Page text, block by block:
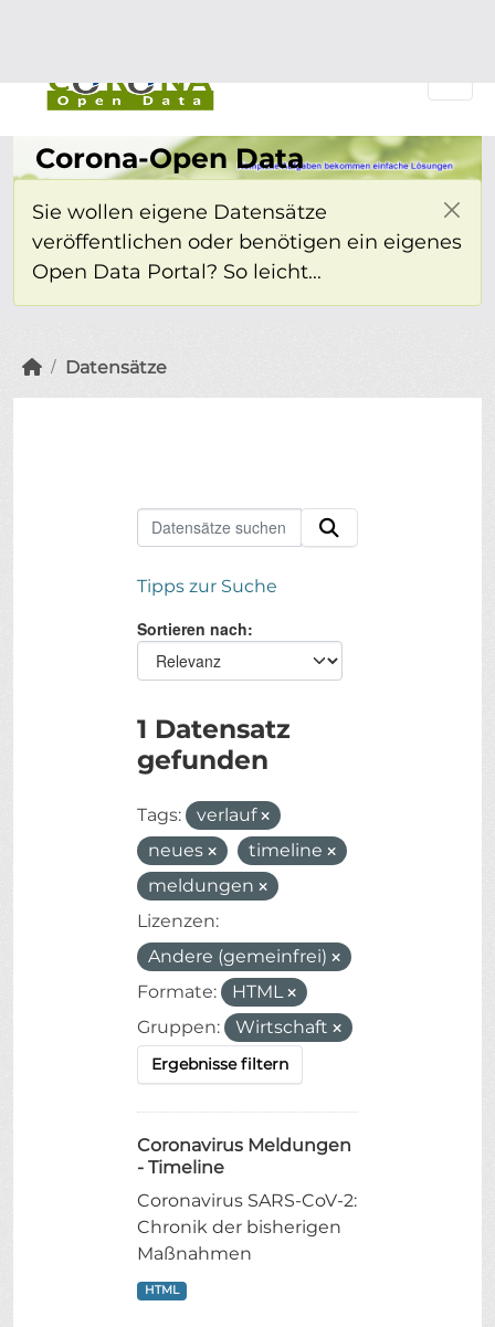
Corona-Open Data
Sie wollen eigene Datensätze
veröffentlichen oder benötigen ein eigenes
Open Data Portal? So leicht...
Datensätze
Tipps zur Suche
Sortieren nach
1 Datensatz
gefunden
Tags:
verlauf
neues
timeline
meldungen
Lizenzen:
Andere (gemeinfrei)
Formate:
HTML
Gruppen:
Wirtschaft
Ergebnisse filtern
Coronavirus Meldungen
- Timeline
Coronavirus SARS-CoV-2:
Chronik der bisherigen
Maßnahmen
HTML